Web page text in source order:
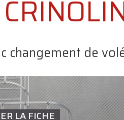
changement de
LA FICHE